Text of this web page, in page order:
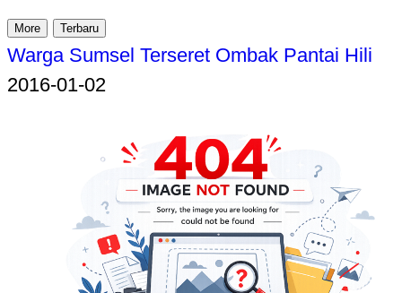
More Terbaru
Warga Sumsel Terseret Ombak Pantai Hili
2016-01-02